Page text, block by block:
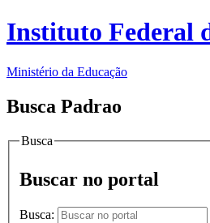
Instituto Federal
Ministério da Educação
Busca Padrao
Busca
Buscar no portal
Busca: